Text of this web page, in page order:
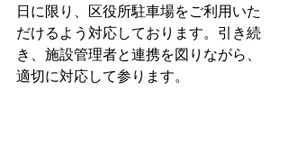
日に限り、区役所駐車場をご利用いた
だけるよう対応しております。引き続
き、施設管理者と連携を図りながら、
適切に対応して参ります。